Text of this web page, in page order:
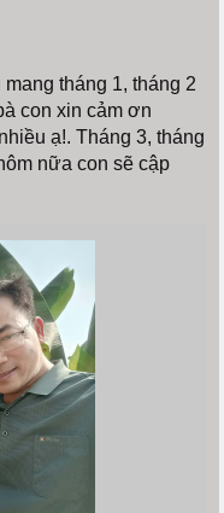
tháng 1, tháng 2
con xin cảm ơn
ạ!. Tháng 3, tháng
nữa con sẽ cập